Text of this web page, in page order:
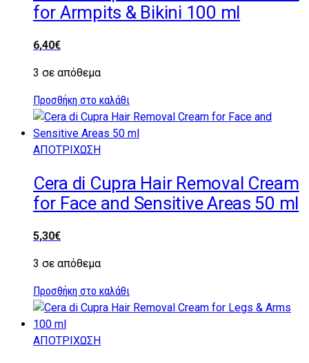
for Armpits & Bikini 100 ml
6,40€
3 σε απόθεμα
Προσθήκη στο καλάθι
ΑΠΟΤΡΙΧΩΣΗ
Cera di Cupra Hair Removal Cream
for Face and Sensitive Areas 50 ml
5,30€
3 σε απόθεμα
Προσθήκη στο καλάθι
ΑΠΟΤΡΙΧΩΣΗ